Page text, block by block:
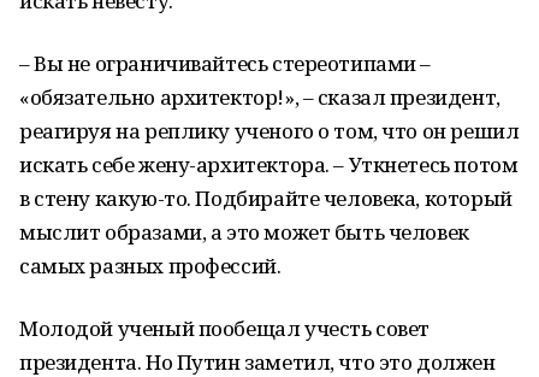
– Вы не ограничивайтесь стереотипами –
«обязательно архитектор!», – сказал президент,
реагируя на реплику ученого о том, что он решил
искать себе жену-архитектора. – Уткнетесь потом
в стену какую-то. Подбирайте человека, который
мыслит образами, а это может быть человек
самых разных профессий.
Молодой ученый пообещал учесть совет
президента. Но Путин заметил, что это должен